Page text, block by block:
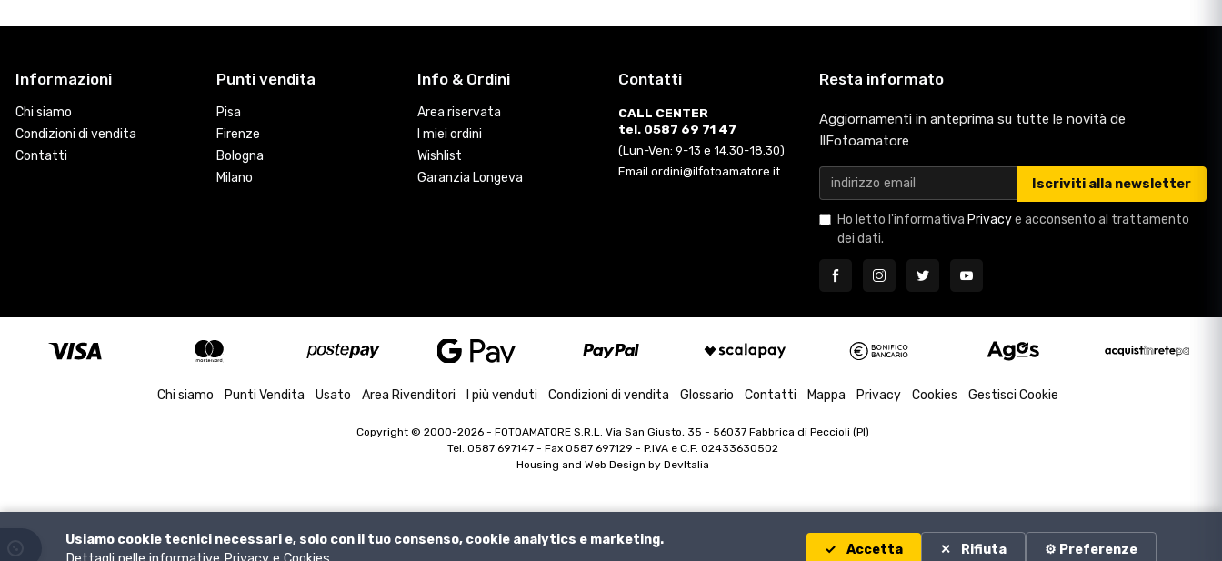
Informazioni
Chi siamo
Condizioni di vendita
Contatti
Punti vendita
Pisa
Firenze
Bologna
Milano
Info & Ordini
Area riservata
I miei ordini
Wishlist
Garanzia Longeva
Contatti
CALL CENTER
tel. 0587 69 71 47
(Lun-Ven: 9-13 e 14.30-18.30)
Email ordini@ilfotoamatore.it
Resta informato
Aggiornamenti in anteprima su tutte le novità de
IlFotoamatore
Iscriviti alla newsletter
Ho letto l'informativa Privacye acconsento al trattamento
dei dati.
Chi siamo Punti Vendita Usato Area Rivenditori I più venduti Condizioni di vendita Glossario Contatti Mappa Privacy Cookies Gestisci Cookie
Copyright © 2000-2026 - FOTOAMATORE S.R.L. Via San Giusto, 35 - 56037 Fabbrica di Peccioli (PI)
Tel. 0587 697147 - Fax 0587 697129 - P.IVA e C.F. 02433630502
Housing and Web Design by DevItalia
Usiamo cookie tecnici necessari e, solo con il tuo consenso, cookie analytics e marketing.
Accetta Rifiuta ⚙️ Preferenze